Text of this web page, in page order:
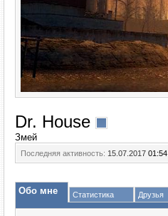
Dr. House
Змей
Последняя активность: 15.07.2017 01:54
Обо мне Статистика Друзья